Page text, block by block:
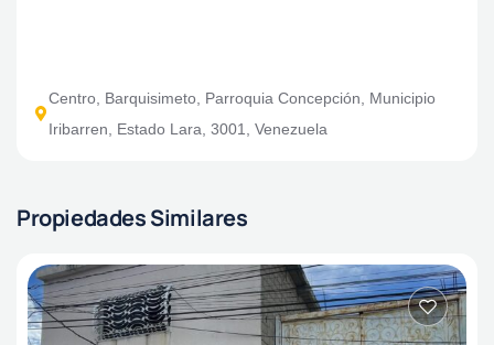
Centro, Barquisimeto, Parroquia Concepción, Municipio
Iribarren, Estado Lara, 3001, Venezuela
Propiedades Similares